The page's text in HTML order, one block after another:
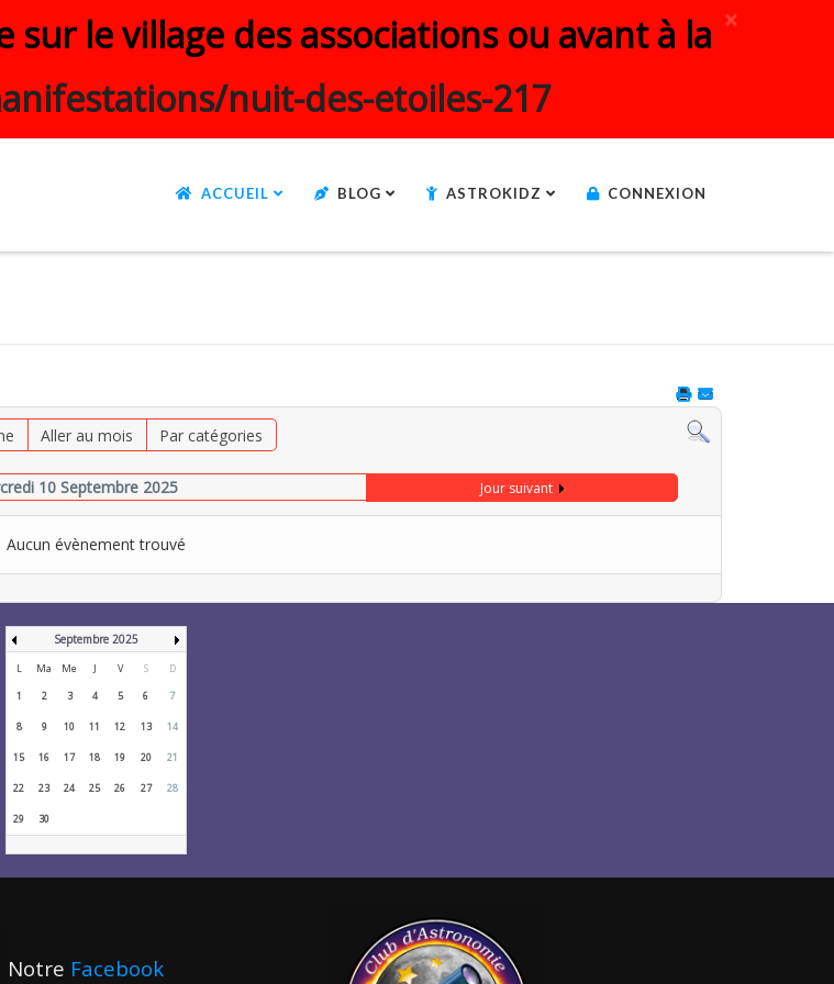
×
le village des associations ou avant à la
nuit-des-etoiles-217
ACCUEIL BLOG ASTROKIDZ CONNEXION
Aller au mois Par catégories
10 Septembre 2025 Jour suivant
Aucun évènement trouvé
Septembre 2025
L Ma Me J V S
D
1
2 3 4 5 6 7
8 9 10 11 12 13 14
15 16 17 18 19 20 21
22 23 24 25 26 27 28
29 30
Notre Facebook